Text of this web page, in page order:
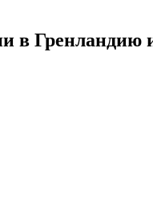
в Гренландию